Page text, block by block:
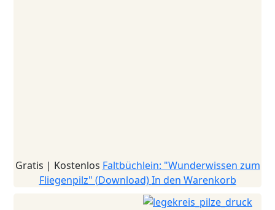
Gratis | Kostenlos Faltbüchlein: "Wunderwissen zum
Fliegenpilz" (Download)In den Warenkorb